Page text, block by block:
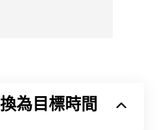
為目標時間